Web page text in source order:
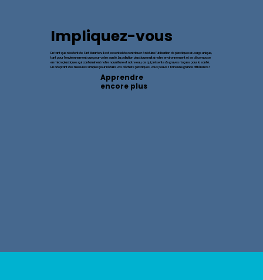
Impliquez-vous
En tant que résident de Sint Maarten, il est essentiel de contribuer à réduire l’utilisation de plastiques à usage unique,
tant pour l’environnement que pour votre santé. La pollution plastique nuit à notre environnement et se décompose
en microplastiques qui contaminent notre nourriture et notre eau, ce qui présente de graves risques pour la santé.
En adoptant des mesures simples pour réduire vos déchets plastiques, vous pouvez faire une grande différence !
Apprendre
encore plus